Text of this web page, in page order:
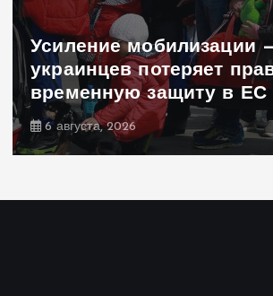
Усиление мобилизации
украинцев потеряет
временную защиту в ЕС
6 августа, 2026